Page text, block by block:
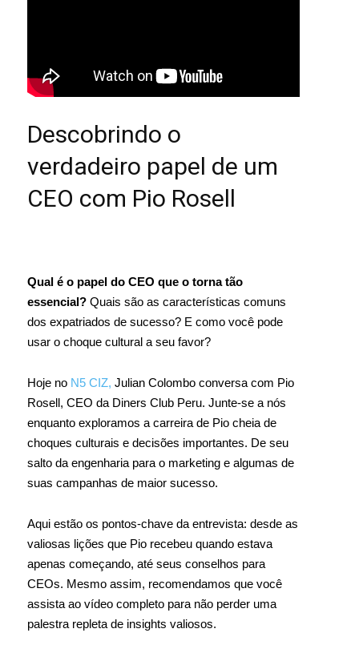
Descobrindo o
verdadeiro papel de um
CEO com Pio Rosell
Qual é o papel do CEO que o torna tão
essencial? Quais são as características comuns
dos expatriados de sucesso? E como você pode
usar o choque cultural a seu favor?
Hoje no N5 CIZ, Julian Colombo conversa com Pio
Rosell, CEO da Diners Club Peru. Junte-se a nós
enquanto exploramos a carreira de Pio cheia de
choques culturais e decisões importantes. De seu
salto da engenharia para o marketing e algumas de
suas campanhas de maior sucesso.
Aqui estão os pontos-chave da entrevista: desde as
valiosas lições que Pio recebeu quando estava
apenas começando, até seus conselhos para
CEOs. Mesmo assim, recomendamos que você
assista ao vídeo completo para não perder uma
palestra repleta de insights valiosos.